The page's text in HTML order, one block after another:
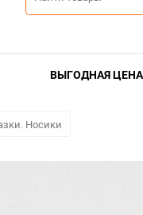
ВЫГОДНАЯ ЦЕНА
Носики